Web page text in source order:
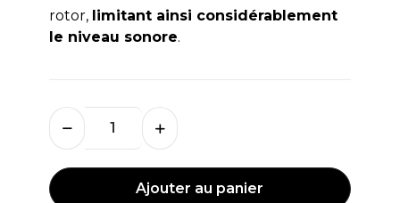
rotor, limitant ainsi considérablement
le niveau sonore.
Ajouter au panier